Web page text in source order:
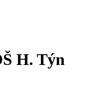
H. Týn